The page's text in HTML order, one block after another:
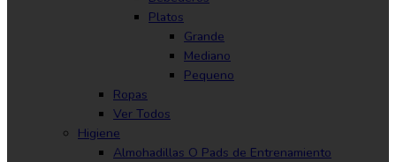
Platos
Grande
Mediano
Pequeno
Ropas
Ver Todos
Higiene
Almohadillas O Pads de Entrenamiento